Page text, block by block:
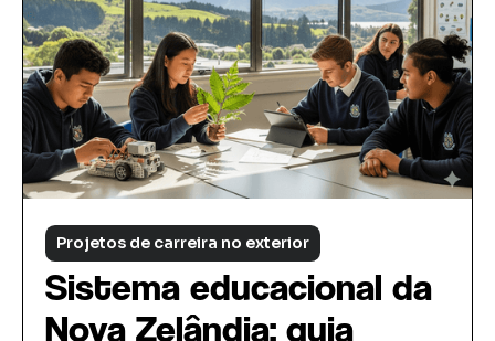
Projetos de carreira no exterior
Sistema educacional da
Nova Zelândia: guia